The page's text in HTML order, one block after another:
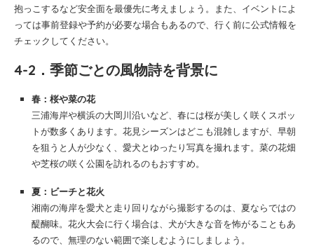
抱っこするなど安全面を最優先に考えましょう。また、イベントによ
っては事前登録や予約が必要な場合もあるので、行く前に公式情報を
チェックしてください。
4-2．季節ごとの風物詩を背景に
春：桜や菜の花
三浦海岸や横浜の大岡川沿いなど、春には桜が美しく咲くスポッ
トが数多くあります。花見シーズンはどこも混雑しますが、早朝
を狙うと人が少なく、愛犬とゆったり写真を撮れます。菜の花畑
や芝桜の咲く公園を訪れるのもおすすめ。
夏：ビーチと花火
湘南の海岸を愛犬と走り回りながら撮影するのは、夏ならではの
醍醐味。花火大会に行く場合は、犬が大きな音を怖がることもあ
るので、無理のない範囲で楽しむようにしましょう。